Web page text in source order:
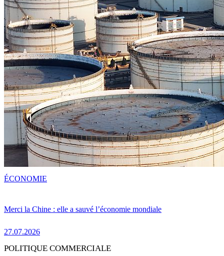
Merci la Chine : elle a sauvé l’économie mondiale
27.07.2026
ÉCONOMIE
POLITIQUE COMMERCIALE